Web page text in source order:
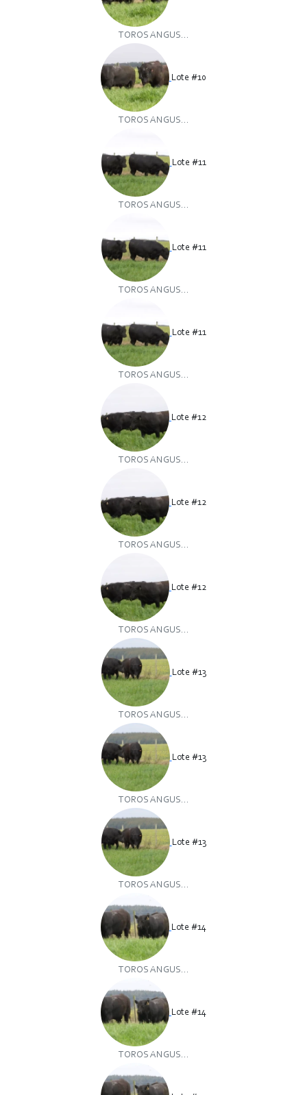
TOROS ANGUS...
Lote #10
TOROS ANGUS...
Lote #11
TOROS ANGUS...
Lote #11
TOROS ANGUS...
Lote #11
TOROS ANGUS...
Lote #12
TOROS ANGUS...
Lote #12
TOROS ANGUS...
Lote #12
TOROS ANGUS...
Lote #13
TOROS ANGUS...
Lote #13
TOROS ANGUS...
Lote #13
TOROS ANGUS...
Lote #14
TOROS ANGUS...
Lote #14
TOROS ANGUS...